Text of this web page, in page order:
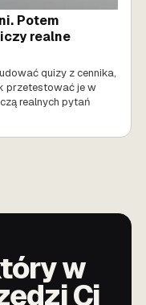
Potem
realne
quizy z cennika,
przetestować je w
realnych pytań
w
Ci